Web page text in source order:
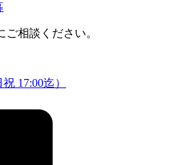
相談ください。
17:00迄）